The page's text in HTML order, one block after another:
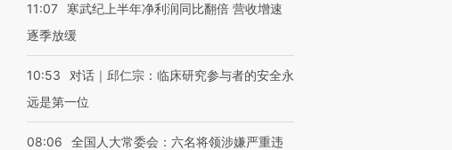
11:07
寒武纪上半年净利润同比翻倍 营收增速
逐季放缓
10:53
对话｜邱仁宗：临床研究参与者的安全永
远是第一位
08:06
全国人大常委会：六名将领涉嫌严重违